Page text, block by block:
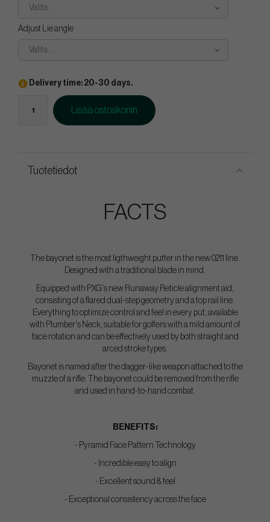
Valita...
Adjust Lie angle
Valita...
Delivery time: 20-30 days.
Lisää ostoskoriin
Tuotetiedot
FACTS
The bayonet is the most ligthweight putter in the new 0211 line.
Designed with a traditional blade in mind.
Equipped with PXG's new Runaway Reticle alignment aid,
consisting of a flared dual-step geometry and a top rail line.
Everything to optimize control and feel in every put, available
with Plumber's Neck, suitable for golfers with a mild amount of
face rotation and can be effectively used by both straight and
arced stroke types.
Bayonet is named after the dagger-like weapon attached to the
muzzle of a rifle. The bayonet could be removed from the rifle
and used in hand-to-hand combat.
BENEFITS:
- Pyramid Face Pattern Technology
- Incredible easy to align
- Excellent sound & feel
- Exceptional consistency across the face